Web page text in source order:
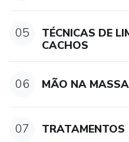
05
TÉCNICAS DE
CACHOS
06 MÃO NA MASSA
07 TRATAMENTOS